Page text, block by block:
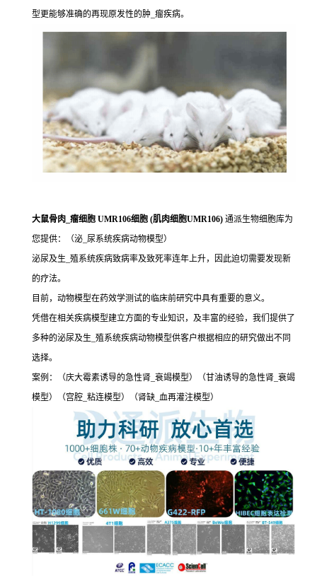
型更能够准确的再现原发性的肿_瘤疾病。
大鼠骨肉_瘤细胞 UMR106细胞 (肌肉细胞UMR106) 通派生物细胞库为
您提供：（泌_尿系统疾病动物模型）
泌尿及生_殖系统疾病致病率及致死率连年上升，因此迫切需要发现新
的疗法。
目前，动物模型在药效学测试的临床前研究中具有重要的意义。
凭借在相关疾病模型建立方面的专业知识，及丰富的经验，我们提供了
多种的泌尿及生_殖系统疾病动物模型供客户根据相应的研究做出不同
选择。
案例：（庆大霉素诱导的急性肾_衰竭模型）（甘油诱导的急性肾_衰竭
模型）（宫腔_粘连模型）（肾缺_血再灌注模型）